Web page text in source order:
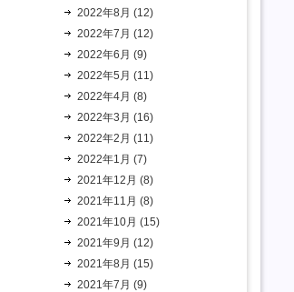
2022年8月 (12)
2022年7月 (12)
2022年6月 (9)
2022年5月 (11)
2022年4月 (8)
2022年3月 (16)
2022年2月 (11)
2022年1月 (7)
2021年12月 (8)
2021年11月 (8)
2021年10月 (15)
2021年9月 (12)
2021年8月 (15)
2021年7月 (9)